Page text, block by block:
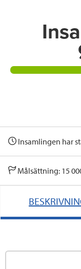
Insamlingen har
Målsättning: 15